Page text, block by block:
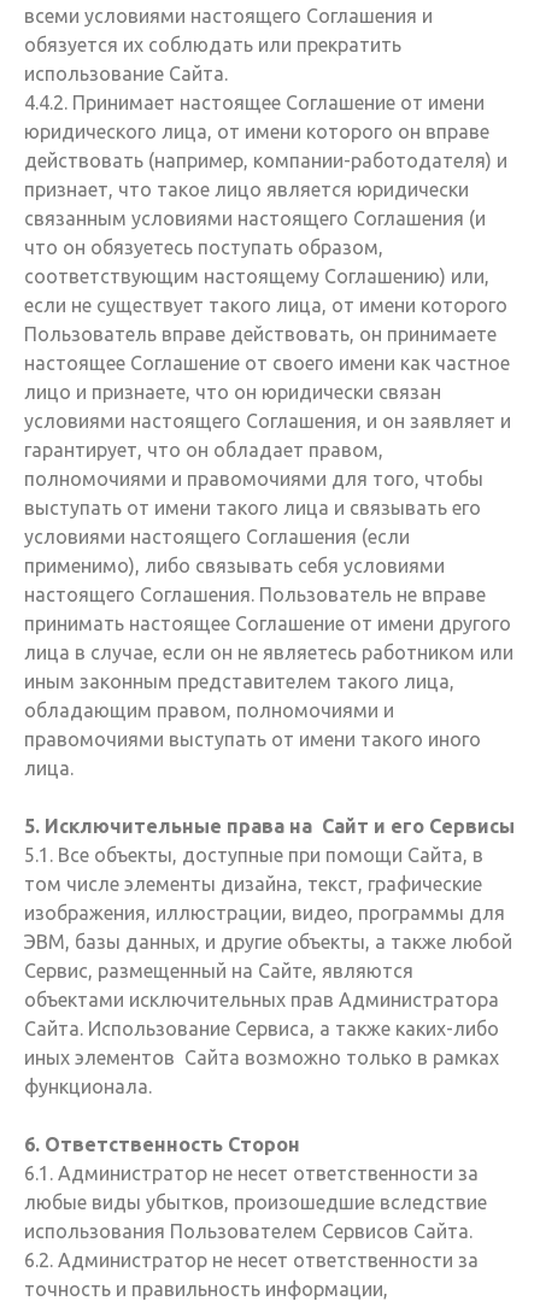
всеми условиями настоящего Соглашения и
обязуется их соблюдать или прекратить
использование Сайта.
4.4.2. Принимает настоящее Соглашение от имени
юридического лица, от имени которого он вправе
действовать (например, компании-работодателя) и
признает, что такое лицо является юридически
связанным условиями настоящего Соглашения (и
что он обязуетесь поступать образом,
соответствующим настоящему Соглашению) или,
если не существует такого лица, от имени которого
Пользователь вправе действовать, он принимаете
настоящее Соглашение от своего имени как частное
лицо и признаете, что он юридически связан
условиями настоящего Соглашения, и он заявляет и
гарантирует, что он обладает правом,
полномочиями и правомочиями для того, чтобы
выступать от имени такого лица и связывать его
условиями настоящего Соглашения (если
применимо), либо связывать себя условиями
настоящего Соглашения. Пользователь не вправе
принимать настоящее Соглашение от имени другого
лица в случае, если он не являетесь работником или
иным законным представителем такого лица,
обладающим правом, полномочиями и
правомочиями выступать от имени такого иного
лица.
5. Исключительные права на Сайт и его Сервисы
5.1. Все объекты, доступные при помощи Сайта, в
том числе элементы дизайна, текст, графические
изображения, иллюстрации, видео, программы для
ЭВМ, базы данных, и другие объекты, а также любой
Сервис, размещенный на Сайте, являются
объектами исключительных прав Администратора
Сайта. Использование Сервиса, а также каких-либо
иных элементов Сайта возможно только в рамках
функционала.
6. Ответственность Сторон
6.1. Администратор не несет ответственности за
любые виды убытков, произошедшие вследствие
использования Пользователем Сервисов Сайта.
6.2. Администратор не несет ответственности за
точность и правильность информации,